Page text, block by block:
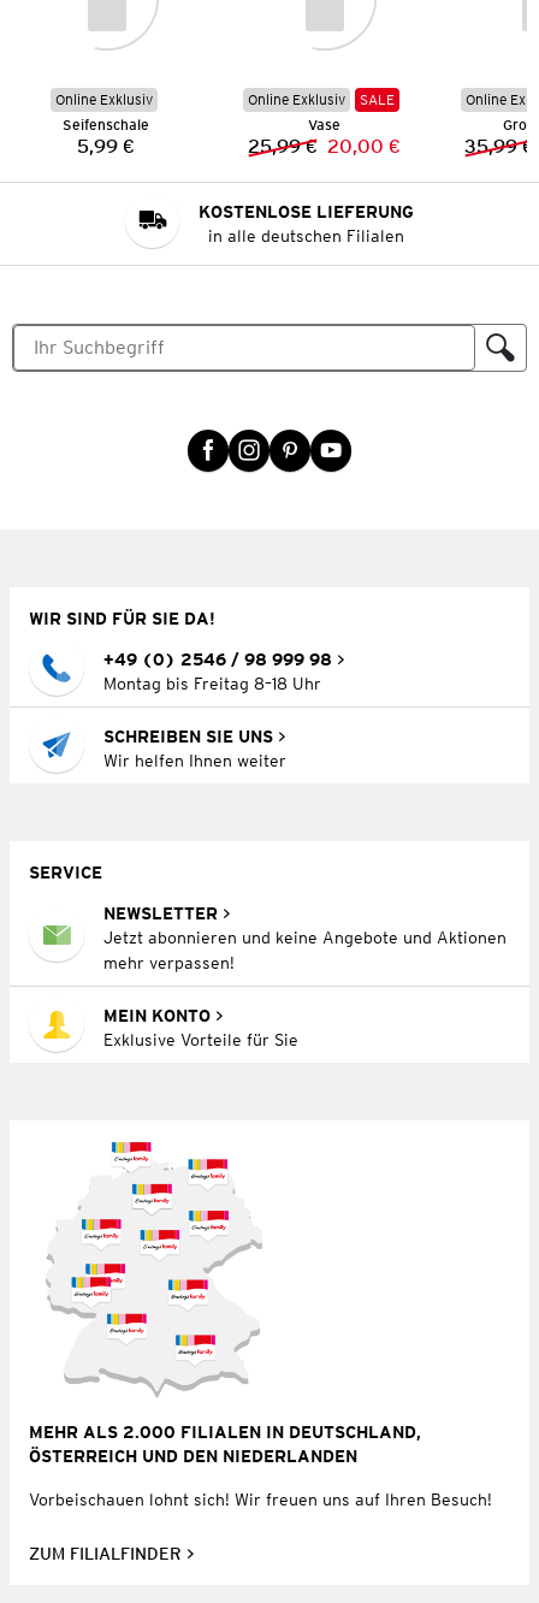
Online Exklusiv
Seifenschale
Preis:
5,99 €
Online Exklusiv
SALE
Vase
Vorheriger Preis:
25,99 € Neuer Preis:
20,00 €
Online
35,99 €
KOSTENLOSE LIEFERUNG
in alle deutschen Filialen
WIR SIND FÜR SIE DA!
+49 (0) 2546 / 98 999 98
Montag bis Freitag 8–18 Uhr
SCHREIBEN SIE UNS
Wir helfen Ihnen weiter
SERVICE
NEWSLETTER
Jetzt abonnieren und keine Angebote und Aktionen
mehr verpassen!
MEIN KONTO
Exklusive Vorteile für Sie
MEHR ALS 2.000 FILIALEN IN DEUTSCHLAND,
ÖSTERREICH UND DEN NIEDERLANDEN
Vorbeischauen lohnt sich! Wir freuen uns auf Ihren Besuch!
ZUM FILIALFINDER